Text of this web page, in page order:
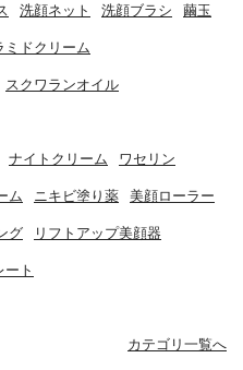
洗顔ネット 洗顔ブラシ 繭玉
ミドクリーム
スクワランオイル
ナイトクリーム ワセリン
ム ニキビ塗り薬 美顔ローラー
グ リフトアップ美顔器
ート
カテゴリ一覧へ